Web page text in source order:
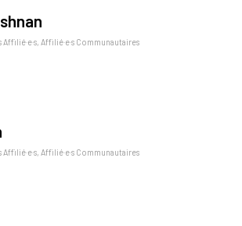
Affilié·e·s, Affilié·e·s Communautaires
Affilié·e·s, Affilié·e·s Communautaires